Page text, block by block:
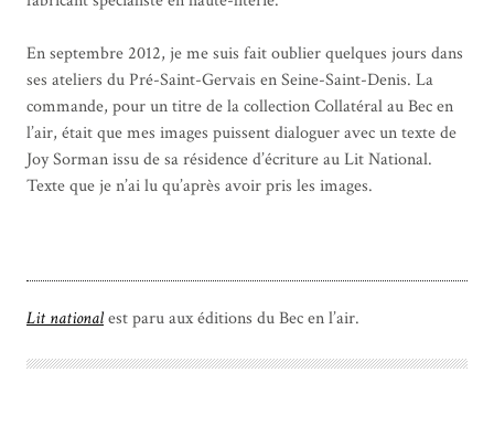
En septembre 2012, je me suis fait oublier quelques jours dans
ses ateliers du Pré-Saint-Gervais en Seine-Saint-Denis. La
commande, pour un titre de la collection Collatéral au Bec en
l’air, était que mes images puissent dialoguer avec un texte de
Joy Sorman issu de sa résidence d’écriture au Lit National.
Texte que je n’ai lu qu’après avoir pris les images.
Lit nationalest paru aux éditions du Bec en l’air.